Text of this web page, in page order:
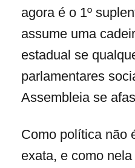
agora é o 1º
assume uma
estadual se
parlamentares
Assembleia se
Como política não
exata, e como